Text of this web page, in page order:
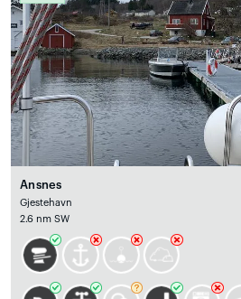
Ansnes
Gjestehavn
2.6 nm SW